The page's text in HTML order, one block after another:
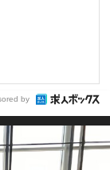
by